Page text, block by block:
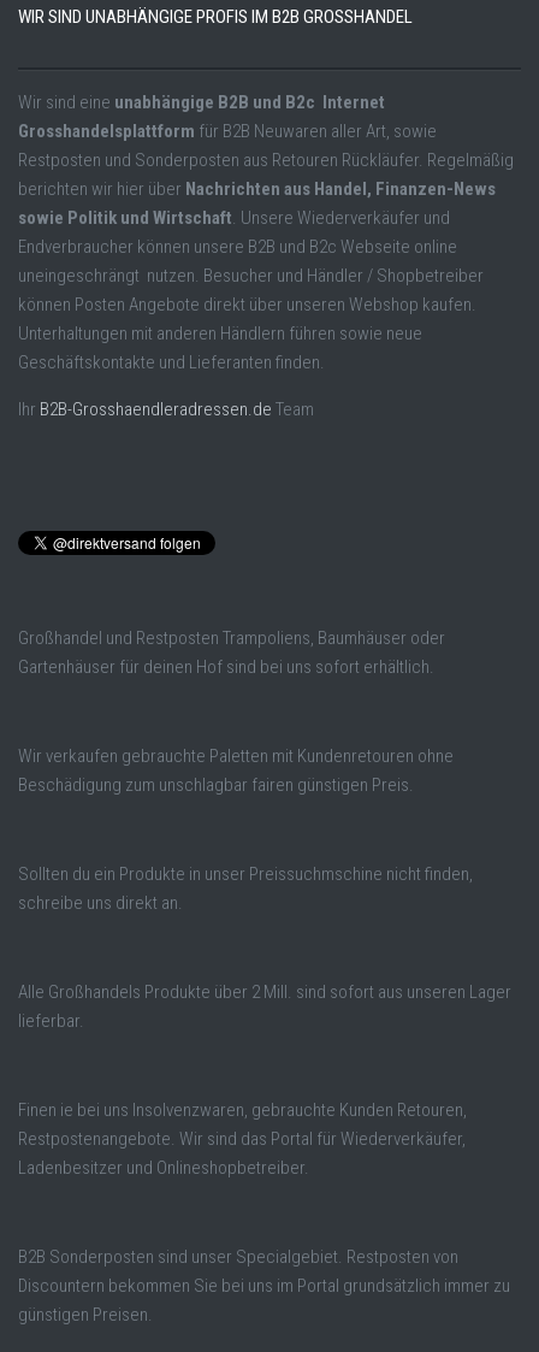
WIR SIND UNABHÄNGIGE PROFIS IM B2B GROSSHANDEL
Wir sind eine unabhängige B2B und B2c Internet
Grosshandelsplattform für B2B Neuwaren aller Art, sowie
Restposten und Sonderposten aus Retouren Rückläufer. Regelmäßig
berichten wir hier über Nachrichten aus Handel, Finanzen-News
sowie Politik und Wirtschaft . Unsere Wiederverkäufer und
Endverbraucher können unsere B2B und B2c Webseite online
uneingeschrängt nutzen. Besucher und Händler / Shopbetreiber
können Posten Angebote direkt über unseren Webshop kaufen.
Unterhaltungen mit anderen Händlern führen sowie neue
Geschäftskontakte und Lieferanten finden.
Ihr B2B-Grosshaendleradressen.de Team
Großhandel und Restposten Trampoliens, Baumhäuser oder
Gartenhäuser für deinen Hof sind bei uns sofort erhältlich.
Wir verkaufen gebrauchte Paletten mit Kundenretouren ohne
Beschädigung zum unschlagbar fairen günstigen Preis.
Sollten du ein Produkte in unser Preissuchmschine nicht finden,
schreibe uns direkt an.
Alle Großhandels Produkte über 2 Mill. sind sofort aus unseren Lager
lieferbar.
Finen ie bei uns Insolvenzwaren, gebrauchte Kunden Retouren,
Restpostenangebote. Wir sind das Portal für Wiederverkäufer,
Ladenbesitzer und Onlineshopbetreiber.
B2B Sonderposten sind unser Specialgebiet. Restposten von
Discountern bekommen Sie bei uns im Portal grundsätzlich immer zu
günstigen Preisen.